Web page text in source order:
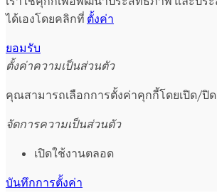
ได้เองโดยคลิกที่ ตั้งค่า
ยอมรับ
ตั้งค่าความเป็นส่วนตัว
คุณสามารถเลือกการตั้งค่าคุกกี้โดยเปิด/ปิ
จัดการความเป็นส่วนตัว
เปิดใช้งานตลอด
บันทึกการตั้งค่า